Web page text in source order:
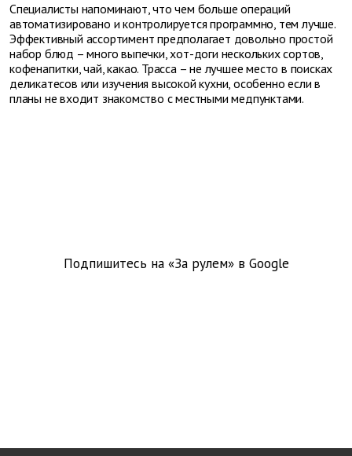
Специалисты напоминают, что чем больше операций
автоматизировано и контролируется программно, тем лучше.
Эффективный ассортимент предполагает довольно простой
набор блюд – много выпечки, хот-доги нескольких сортов,
кофенапитки, чай, какао. Трасса – не лучшее место в поисках
деликатесов или изучения высокой кухни, особенно если в
планы не входит знакомство с местными медпунктами.
Подпишитесь на «За рулем» в Google